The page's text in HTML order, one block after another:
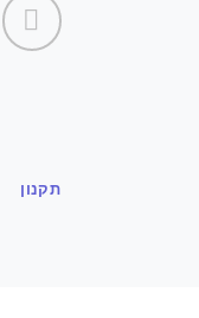
תקנון